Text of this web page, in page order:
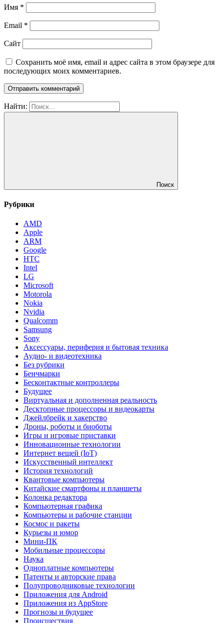
Имя *
Email *
Сайт
Сохранить моё имя, email и адрес сайта в этом браузере для
последующих моих комментариев.
Найти:
Поиск
Рубрики
AMD
Apple
ARM
Google
HTC
Intel
LG
Microsoft
Motorola
Nokia
Nvidia
Qualcomm
Samsung
Sony
Аксессуары, периферия и бытовая техника
Аудио- и видеотехника
Без рубрики
Бенчмарки
Бесконтактные контроллеры
Будущее
Виртуальная и дополненная реальность
Десктопные процессоры и видеокарты
Джейлбрейк и хакерство
Дроны, роботы и биоботы
Игры и игровые приставки
Инновационные технологии
Интернет вещей (IoT)
Искусственный интеллект
История технологий
Квантовые компьютеры
Китайские смартфоны и планшеты
Колонка редактора
Компьютерная графика
Компьютеры и рабочие станции
Космос и ракеты
Курьезы и юмор
Мини-ПК
Мобильные процессоры
Наука
Одноплатные компьютеры
Патенты и авторские права
Полупроводниковые технологии
Приложения для Android
Приложения из AppStore
Прогнозы и будущее
Происшествия